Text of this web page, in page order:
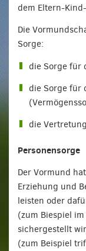
dem Eltern-
Die
Sorge:
die Sorge für
die Sorge für
die
Personensorge
Der Vormund
Erziehung und
leisten oder
(zum Biespiel
sichergestellt
(zum Beispiel